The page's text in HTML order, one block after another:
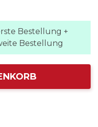
Bestellung +
Bestellung